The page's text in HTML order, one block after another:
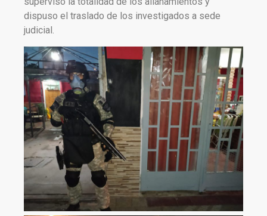
dispuso el traslado de los investigados a sede
judicial.